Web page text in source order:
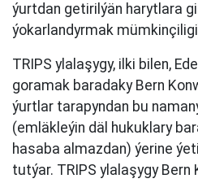
ýurtdan getirilýän harytlara
ýokarlandyrmak
TRIPS ylalaşygy, ilki bilen,
goramak baradaky Bern
ýurtlar tarapyndan bu
(emläkleýin däl hukuklary
hasaba almazdan) ýerine
tutýar. TRIPS ylalaşygy Bern